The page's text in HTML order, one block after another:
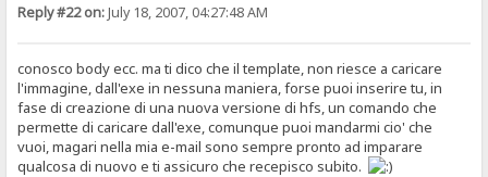
Reply #22 on:July 18, 2007, 04:27:48 AM
conosco body ecc. ma ti dico che il template, non riesce a caricare
l'immagine, dall'exe in nessuna maniera, forse puoi inserire tu, in
fase di creazione di una nuova versione di hfs, un comando che
permette di caricare dall'exe, comunque puoi mandarmi cio' che
vuoi, magari nella mia e-mail sono sempre pronto ad imparare
qualcosa di nuovo e ti assicuro che recepisco subito.